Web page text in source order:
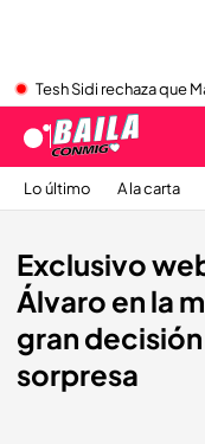
Tesh Sidi rechaza que
Lo último A la carta
Exclusivo
Álvaro en la
gran
sorpresa